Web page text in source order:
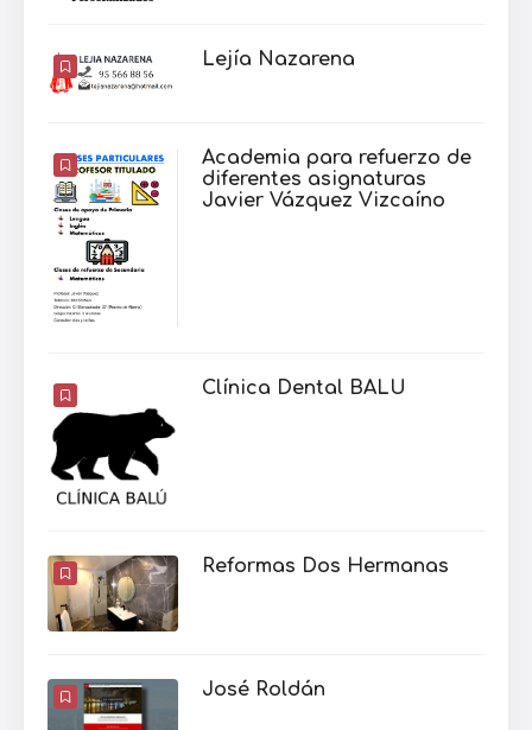
Lejía Nazarena
Academia para refuerzo de
diferentes asignaturas
Javier Vázquez Vizcaíno
Clínica Dental BALU
Reformas Dos Hermanas
José Roldán